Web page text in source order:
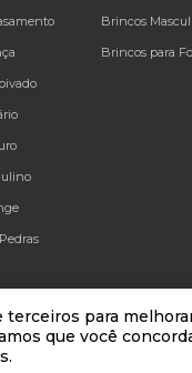
para
que você
Brincos
Brincos para
comerciais estão sujeitos a